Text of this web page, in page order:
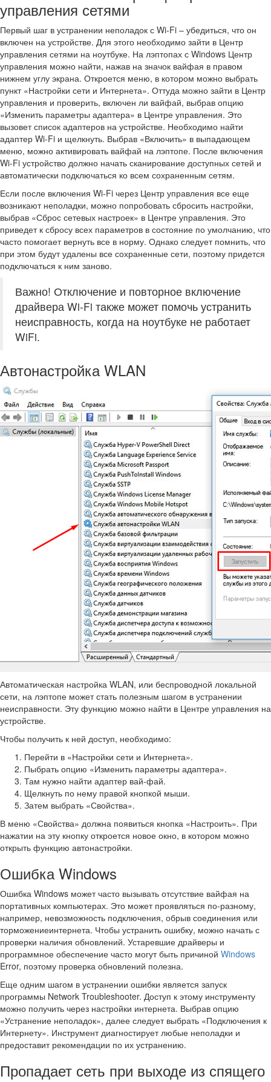
управления сетями
Первый шаг в устранении неполадок с Wi-Fi – убедиться, что он
включен на устройстве. Для этого необходимо зайти в Центр
управления сетями на ноутбуке. На лэптопах с Windows Центр
управления можно найти, нажав на значок вайфая в правом
нижнем углу экрана. Откроется меню, в котором можно выбрать
пункт «Настройки сети и Интернета». Оттуда можно зайти в Центр
управления и проверить, включен ли вайфай, выбрав опцию
«Изменить параметры адаптера» в Центре управления. Это
вызовет список адаптеров на устройстве. Необходимо найти
адаптер Wi-Fi и щелкнуть. Выбрав «Включить» в выпадающем
меню, можно активировать вайфай на лэптопе. После включения
Wi-Fi устройство должно начать сканирование доступных сетей и
автоматически подключаться ко всем сохраненным сетям.
Если после включения Wi-Fi через Центр управления все еще
возникают неполадки, можно попробовать сбросить настройки,
выбрав «Сброс сетевых настроек» в Центре управления. Это
приведет к сбросу всех параметров в состояние по умолчанию, что
часто помогает вернуть все в норму. Однако следует помнить, что
при этом будут удалены все сохраненные сети, поэтому придется
подключаться к ним заново.
Важно! Отключение и повторное включение
драйвера Wi-Fi также может помочь устранить
неисправность, когда на ноутбуке не работает
WiFi.
Автонастройка WLAN
Автоматическая настройка WLAN, или беспроводной локальной
сети, на лэптопе может стать полезным шагом в устранении
неисправности. Эту функцию можно найти в Центре управления на
устройстве.
Чтобы получить к ней доступ, необходимо:
Перейти в «Настройки сети и Интернета».
Пыбрать опцию «Изменить параметры адаптера».
Там нужно найти адаптер вай-фай.
Щелкнуть по нему правой кнопкой мыши.
Затем выбрать «Свойства».
В меню «Свойства» должна появиться кнопка «Настроить». При
нажатии на эту кнопку откроется новое окно, в котором можно
открыть функцию автонастройки.
Ошибка Windows
Ошибка Windows может часто вызывать отсутствие вайфая на
портативных компьютерах. Это может проявляться по-разному,
например, невозможность подключения, обрыв соединения или
торможениеинтернета. Чтобы устранить ошибку, можно начать с
проверки наличия обновлений. Устаревшие драйверы и
программное обеспечение часто могут быть причиной Windows
Error, поэтому проверка обновлений полезна.
Еще одним шагом в устранении ошибки является запуск
программы Network Troubleshooter. Доступ к этому инструменту
можно получить через настройки интернета. Выбрав опцию
«Устранение неполадок», далее следует выбрать «Подключения к
Интернету». Инструмент диагностирует любые неполадки и
предоставит рекомендации по их устранению.
Пропадает сеть при выходе из спящего